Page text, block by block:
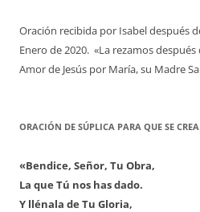
Oración recibida por Isabel después
Enero de 2020. «La rezamos
Amor de Jesús por María, su Madre
ORACIÓN DE SÚPLICA PARA QUE SE
«Bendice, Señor, Tu Obra,
La que Tú nos has dado.
Y llénala de Tu Gloria,